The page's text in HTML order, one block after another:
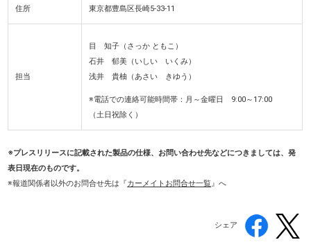
住所 東京都豊島区長崎5-33-11
担当
目 知子（さっか ともこ）
石井 郁美（いしい いくみ）
浅井 貴柚（あさい きゆう）
※電話での連絡可能時間帯：月～金曜日 9:00～17:00
（土日祝除く）
※プレスリリースに記載された製品の仕様、お問い合わせ先などにつきましては、発
表日現在のものです。
※報道関係者以外のお問合せ先は『カーメイトお問合せ一覧』へ
シェア